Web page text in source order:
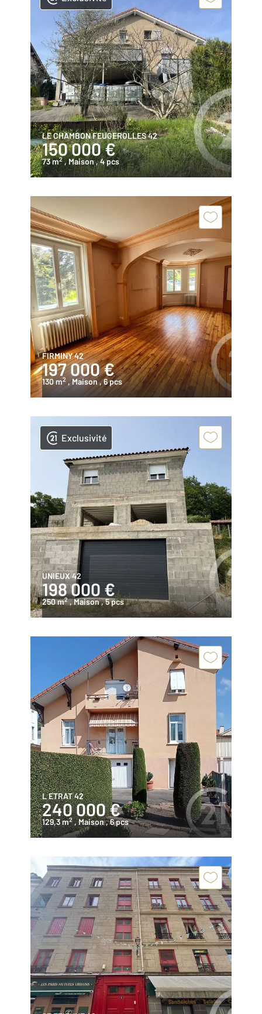
LE CHAMBON FEUGEROLLES 42
150 000 €
73 m2 , Maison, 4 pcs
FIRMINY 42
197 000 €
130 m2 , Maison, 6 pcs
Exclusivité
UNIEUX 42
198 000 €
250 m2 , Maison, 5 pcs
L ETRAT 42
240 000 €
129,3 m2 , Maison, 6 pcs